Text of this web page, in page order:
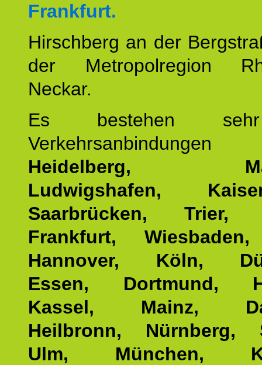
Frankfurt.
Hirschberg an der
der Metropolregion
Neckar.
Es bestehen
Heidelberg,
Ludwigshafen,
Saarbrücken, Trier,
Frankfurt,
Hannover, Köln,
Essen, Dortmund,
Kassel, Mainz,
Heilbronn, Nürnberg,
Ulm, München,